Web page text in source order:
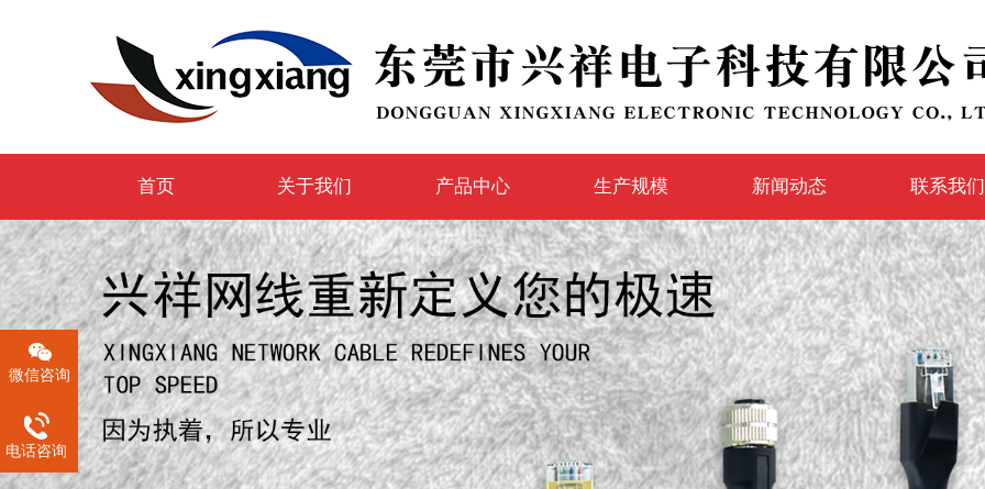
首页 关于我们 产品中心 生产规模 新闻动态 联系我们
微信咨询
电话咨询